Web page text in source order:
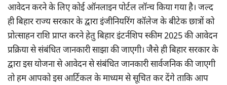
आवेदन करने के लिए कोई ऑनलाइन पोर्टल लॉन्च किया गया है। जल्द
ही बिहार राज्य सरकार के द्वारा इंजीनियरिंग कॉलेज के बीटेक छात्रों को
प्रोत्साहन राशि प्राप्त करने हेतु बिहार इंटर्नशिप स्कीम 2025 की आवेदन
प्रक्रिया से संबंधित जानकारी साझा की जाएगी। जैसे ही बिहार सरकार के
द्वारा इस योजना से आवेदन से संबंधित जानकारी सार्वजनिक की जाएगी
तो हम आपको इस आर्टिकल के माध्यम से सूचित कर देंगे ताकि आप